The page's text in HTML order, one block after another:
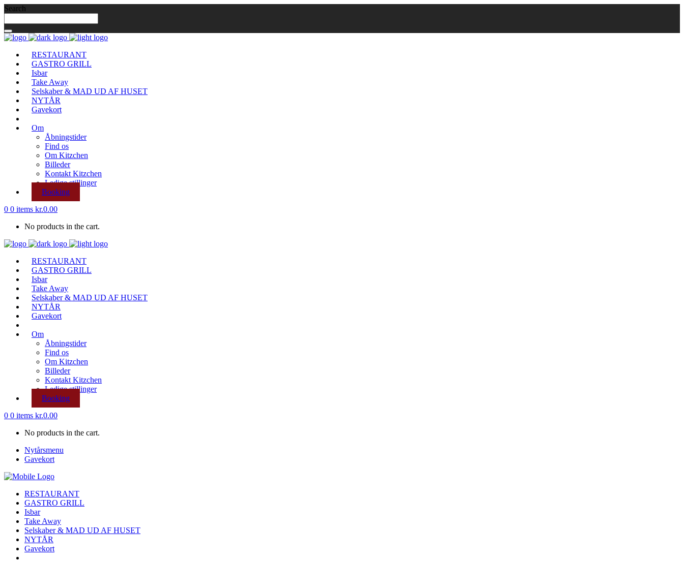
Search
RESTAURANT
GASTRO GRILL
Isbar
Take Away
Selskaber & MAD UD AF HUSET
NYTÅR
Gavekort
Om
Åbningstider
Find os
Om Kitzchen
Billeder
Kontakt Kitzchen
Ledige stillinger
Booking
0 0 items kr.0.00
No products in the cart.
RESTAURANT
GASTRO GRILL
Isbar
Take Away
Selskaber & MAD UD AF HUSET
NYTÅR
Gavekort
Om
Åbningstider
Find os
Om Kitzchen
Billeder
Kontakt Kitzchen
Ledige stillinger
Booking
0 0 items kr.0.00
No products in the cart.
Nytårsmenu
Gavekort
RESTAURANT
GASTRO GRILL
Isbar
Take Away
Selskaber & MAD UD AF HUSET
NYTÅR
Gavekort